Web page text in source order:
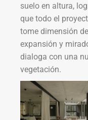
suelo en altura,
que todo el
tome dimensión
expansión y
dialoga con una
vegetación.